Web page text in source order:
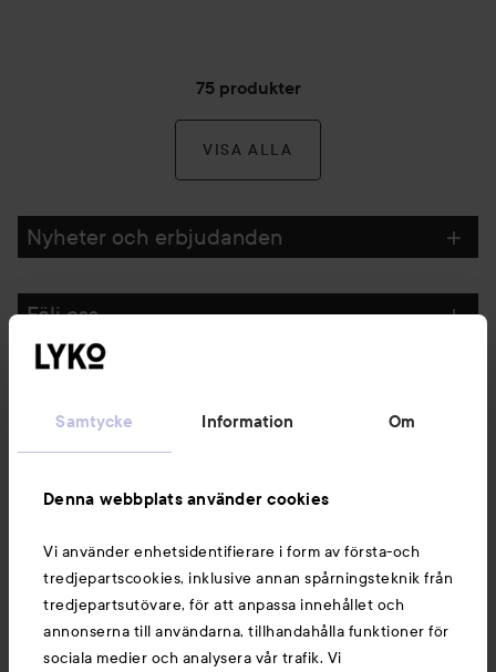
Samtycke Information Om
Denna webbplats använder cookies
Vi använder enhetsidentifierare i form av första-och
tredjepartscookies, inklusive annan spårningsteknik från
tredjepartsutövare, för att anpassa innehållet och
annonserna till användarna, tillhandahålla funktioner för
sociala medier och analysera vår trafik. Vi
75 produkter
VISA ALLA
Nyheter och erbjudanden
Följ oss
Du kanske också gillar